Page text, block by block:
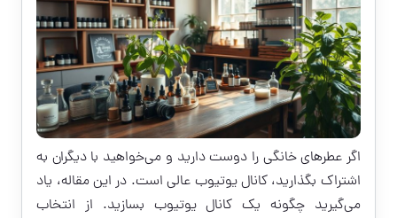
اگر عطرهای خانگی را دوست دارید و می‌خواهید با دیگران به
اشتراک بگذارید، کانال یوتیوب عالی است. در این مقاله، یاد
می‌گیرید چگونه یک کانال یوتیوب بسازید. از انتخاب